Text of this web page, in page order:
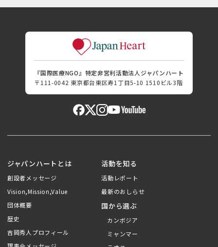
『国際医療NGO』特定非営利活動法人ジャパンハート
〒111-0042 東京都台東区寿1丁目5-10 1510ビル3階
ジャパンハートとは
創設者メッセージ
Vision,Mission,Value
団体概要
歴史
吉岡秀人プロフィール
活動を知る
活動レポート
最新のおしらせ
国から選ぶ
カンボジア
ミャンマー